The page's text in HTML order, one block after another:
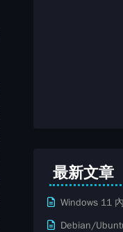
最新文章
Windows 11
Debian/